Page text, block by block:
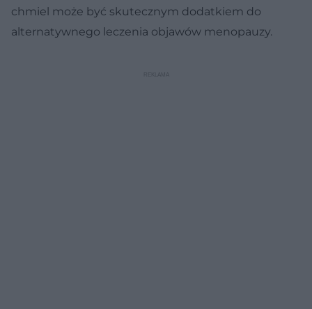
chmiel może być skutecznym dodatkiem do
alternatywnego leczenia objawów menopauzy.